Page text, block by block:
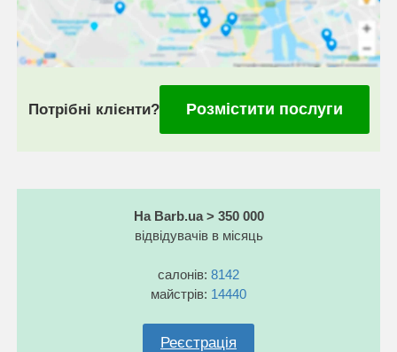
Потрібні клієнти? Розмістити послуги
На Barb.ua > 350 000
відвідувачів в місяць
салонів: 8142
майстрів: 14440
Реєстрація